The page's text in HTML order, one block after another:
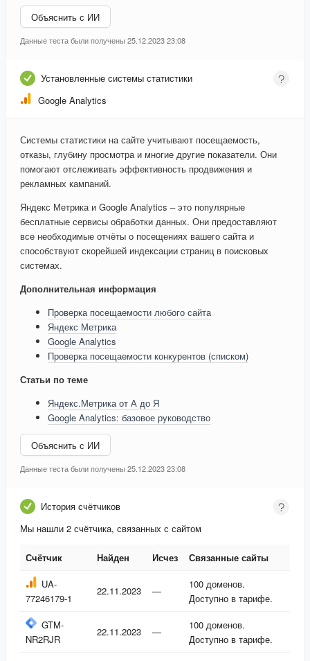
Объяснить с ИИ
Данные теста были получены 25.12.2023 23:08
Установленные системы статистики
Google Analytics
Системы статистики на сайте учитывают посещаемость,
отказы, глубину просмотра и многие другие показатели. Они
помогают отслеживать эффективность продвижения и
рекламных кампаний.
Яндекс Метрика и Google Analytics – это популярные
бесплатные сервисы обработки данных. Они предоставляют
все необходимые отчёты о посещениях вашего сайта и
способствуют скорейшей индексации страниц в поисковых
системах.
Дополнительная информация
Проверка посещаемости любого сайта
Яндекс Метрика
Google Analytics
Проверка посещаемости конкурентов (списком)
Статьи по теме
Яндекс.Метрика от А до Я
Google Analytics: базовое руководство
Объяснить с ИИ
Данные теста были получены 25.12.2023 23:08
История счётчиков
Мы нашли 2 счётчика, связанных с сайтом
Счётчик Найден Исчез
Связанные сайты
Счётчик
Связанные сайты
UA-
77246179-1
22.11.2023 —
100 доменов.
Доступно в тарифе.
GTM-
NR2RJR
22.11.2023 —
100 доменов.
Доступно в тарифе.